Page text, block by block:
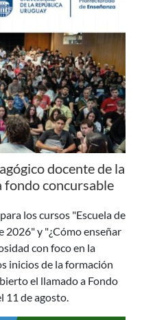
docente de la
fondo concursable
los cursos "Escuela de
2026" y "¿Cómo enseñar
con foco en la
inicios de la formación
el llamado a Fondo
11 de agosto.